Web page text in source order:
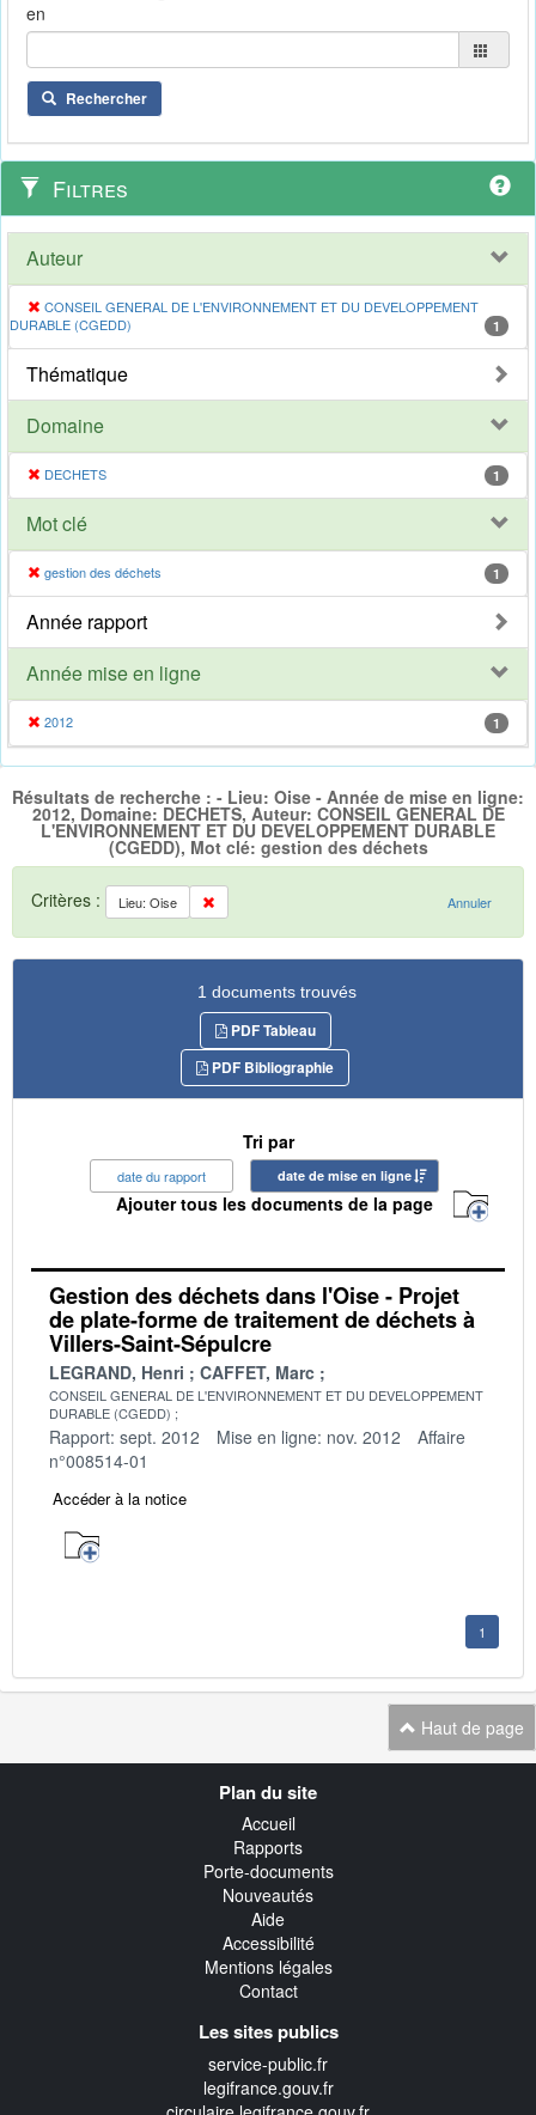
en
Rechercher
Filtres
Auteur
CONSEIL GENERAL DE L'ENVIRONNEMENT ET DU DEVELOPPEMENT
DURABLE (CGEDD)
1
Thématique
Domaine
DECHETS 1
Mot clé
gestion des déchets 1
Année rapport
Année mise en ligne
2012 1
Résultats de recherche : - Lieu: Oise - Année de mise en ligne:
2012, Domaine: DECHETS, Auteur: CONSEIL GENERAL DE
L'ENVIRONNEMENT ET DU DEVELOPPEMENT DURABLE
(CGEDD), Mot clé: gestion des déchets
Critères : Lieu: Oise Annuler
1 documents trouvés
PDF Tableau
PDF Bibliographie
Tri par
date du rapport date de mise en ligne
Ajouter tous les documents de la page
Gestion des déchets dans l'Oise - Projet
de plate-forme de traitement de déchets à
Villers-Saint-Sépulcre
LEGRAND, Henri CAFFET, Marc
CONSEIL GENERAL DE L'ENVIRONNEMENT ET DU DEVELOPPEMENT
DURABLE (CGEDD)
Rapport: sept. 2012 Mise en ligne: nov. 2012
Affaire
n°008514-01
Accéder à la notice
1
Haut de page
Plan du site
Accueil
Rapports
Porte-documents
Nouveautés
Aide
Accessibilité
Mentions légales
Contact
Les sites publics
service-public.fr
legifrance.gouv.fr